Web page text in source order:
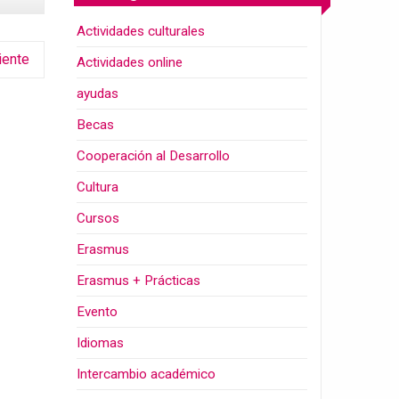
Actividades culturales
Actividades online
ayudas
Becas
Cooperación al Desarrollo
Cultura
Cursos
Erasmus
Erasmus + Prácticas
Evento
Idiomas
Intercambio académico